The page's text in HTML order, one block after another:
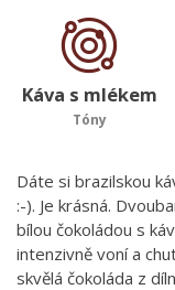
Káva s mlékem
Tóny
Dáte si brazilskou
:-). Je krásná.
bílou čokoládou s
intenzivně voní a
skvělá čokoláda z